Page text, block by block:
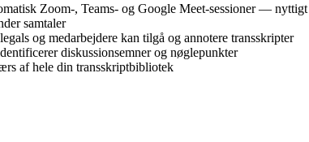
Zoom-, Teams- og Google Meet-sessioner —
samtaler
og medarbejdere kan tilgå og annotere transskripter
diskussionsemner og nøglepunkter
af hele din transskriptbibliotek